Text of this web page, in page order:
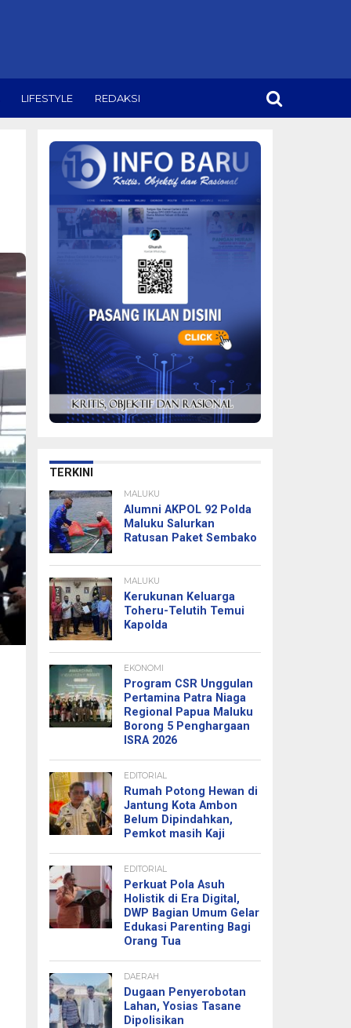
LIFESTYLE REDAKSI
TERKINI
MALUKU
Alumni AKPOL 92 Polda
Maluku Salurkan
Ratusan Paket Sembako
MALUKU
Kerukunan Keluarga
Toheru-Telutih Temui
Kapolda
EKONOMI
Program CSR Unggulan
Pertamina Patra Niaga
Regional Papua Maluku
Borong 5 Penghargaan
ISRA 2026
EDITORIAL
Rumah Potong Hewan di
Jantung Kota Ambon
Belum Dipindahkan,
Pemkot masih Kaji
EDITORIAL
Perkuat Pola Asuh
Holistik di Era Digital,
DWP Bagian Umum Gelar
Edukasi Parenting Bagi
Orang Tua
DAERAH
Dugaan Penyerobotan
Lahan, Yosias Tasane
Dipolisikan